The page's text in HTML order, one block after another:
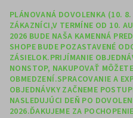
PLÁNOVANÁ DOVOLENKA (10.
ZÁKAZNÍCI,V TERMÍNE OD 10.
2026 BUDE NAŠA KAMENNÁ
SHOPE BUDE POZASTAVENÉ
ZÁSIELOK.PRIJÍMANIE
NONSTOP, NAKUPOVAŤ
OBMEDZENÍ.SPRACOVANIE A
OBJEDNÁVKY ZAČNEME
NASLEDUJÚCI DEŇ PO
2026.ĎAKUJEME ZA